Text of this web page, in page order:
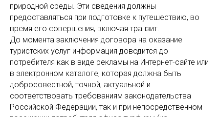
природной среды. Эти сведения должны
предоставляться при подготовке к путешествию, во
время его совершения, включая транзит.
До момента заключения договора на оказание
туристских услуг информация доводится до
потребителя как в виде рекламы на Интернет-сайте или
в электронном каталоге, которая должна быть
добросовестной, точной, актуальной и
соответствовать требованиям законодательства
Российской Федерации, так и при непосредственном